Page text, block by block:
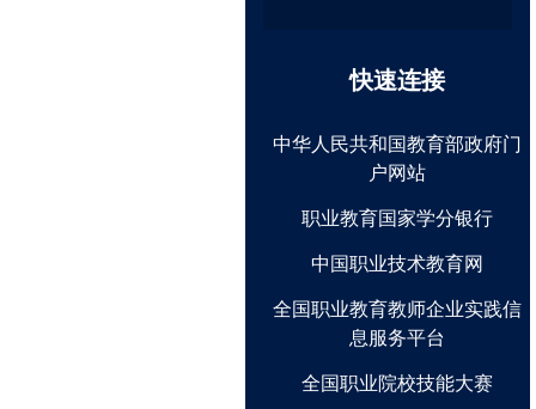
快速连接
中华人民共和国教育部政府门
户网站
职业教育国家学分银行
中国职业技术教育网
全国职业教育教师企业实践信
息服务平台
全国职业院校技能大赛